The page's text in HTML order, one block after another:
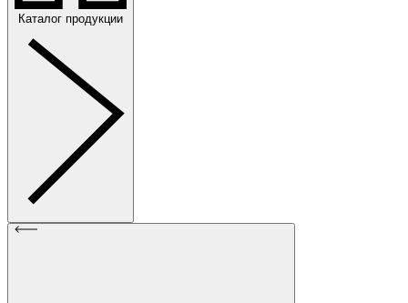
Каталог продукции